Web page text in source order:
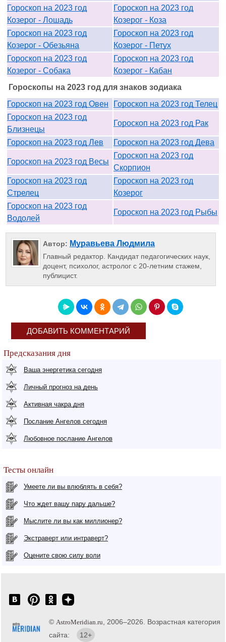
Гороскоп на 2023 год
Козерог - Лошадь
Гороскоп на 2023 год
Козерог - Коза
Гороскоп на 2023 год
Козерог - Обезьяна
Гороскоп на 2023 год
Козерог - Петух
Гороскоп на 2023 год
Козерог - Собака
Гороскоп на 2023 год
Козерог - Кабан
Гороскопы на 2023 год для знаков зодиака
Гороскоп на 2023 год Овен
Гороскоп на 2023 год Телец
Гороскоп на 2023 год
Близнецы
Гороскоп на 2023 год Рак
Гороскоп на 2023 год Лев Гороскоп на 2023 год Дева
Гороскоп на 2023 год Весы
Гороскоп на 2023 год
Скорпион
Гороскоп на 2023 год
Стрелец
Гороскоп на 2023 год
Козерог
Гороскоп на 2023 год
Водолей
Гороскоп на 2023 год Рыбы
Автор: Муравьева Людмила
Главный редактор. Кандидат педагогических наук,
доцент, психолог, астролог с 20-летним стажем,
публицист.
ДОБАВИТЬ КОММЕНТАРИЙ
Предсказания дня
Ваша энергетика сегодня
Личный прогноз на день
Активная чакра дня
Послание Ангелов сегодня
Любовное послание Ангелов
Тесты онлайн
Умеете ли вы влюблять в себя?
Что ждет вашу пару дальше?
Мыслите ли вы как миллионер?
Экстраверт или интраверт?
Оцените свою силу воли
© AstroMeridian.ru , 2006–2026. Возрастная категория
сайта:
12+